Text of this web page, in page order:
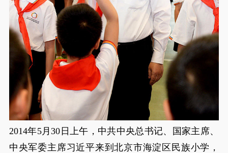
2014年5月30日上午，中共中央总书记、国家主席、
中央军委主席习近平来到北京市海淀区民族小学，